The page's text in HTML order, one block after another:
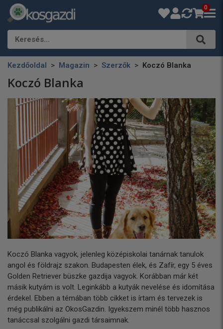
0
Keresés…
Kezdőoldal Magazin Szerzők Koczó Blanka
Koczó Blanka
Koczó Blanka vagyok, jelenleg középiskolai tanárnak tanulok
angol és földrajz szakon. Budapesten élek, és Zafír, egy 5 éves
Golden Retriever büszke gazdija vagyok. Korábban már két
másik kutyám is volt. Leginkább a kutyák nevelése és idomítása
érdekel. Ebben a témában több cikket is írtam és tervezek is
még publikálni az OkosGazdin. Igyekszem minél több hasznos
tanáccsal szolgálni gazdi társaimnak.